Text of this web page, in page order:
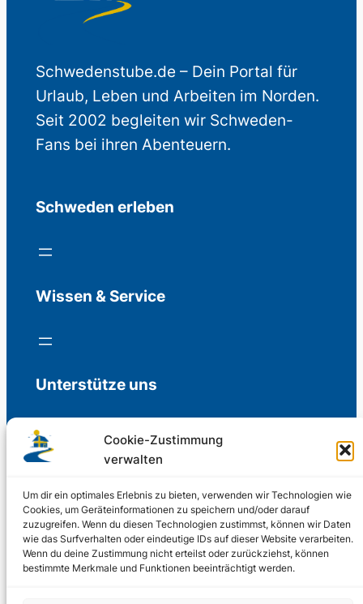
Cookie-Zustimmung
verwalten
Um dir ein optimales Erlebnis zu bieten, verwenden wir Technologien wie
Cookies, um Geräteinformationen zu speichern und/oder darauf
zuzugreifen. Wenn du diesen Technologien zustimmst, können wir Daten
wie das Surfverhalten oder eindeutige IDs auf dieser Website verarbeiten.
Wenn du deine Zustimmung nicht erteilst oder zurückziehst, können
bestimmte Merkmale und Funktionen beeinträchtigt werden.
Schwedenstube.de – Dein Portal für
Urlaub, Leben und Arbeiten im Norden.
Seit 2002 begleiten wir Schweden-
Fans bei ihren Abenteuern.
Schweden erleben
Wissen & Service
Unterstütze uns
Freiwillige Spenden für die Aufrechterhaltung
Support us